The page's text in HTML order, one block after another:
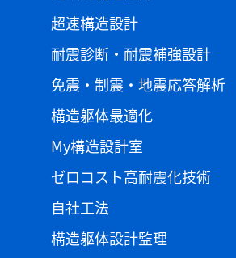
超速構造設計
耐震診断・耐震補強設計
免震・制震・地震応答解析
構造躯体最適化
My構造設計室
ゼロコスト高耐震化技術
自社工法
構造躯体設計監理